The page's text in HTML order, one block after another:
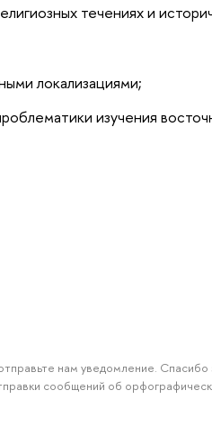
течениях и
локализациями;
изучения
нам уведомление. Спасибо
сообщений об